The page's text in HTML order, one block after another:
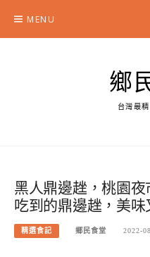
content
MENU
鄉
台灣最
黑人鼎邊趖，桃園
吃到的鼎邊趖，美味
精選食記 鄉民食堂 2022-